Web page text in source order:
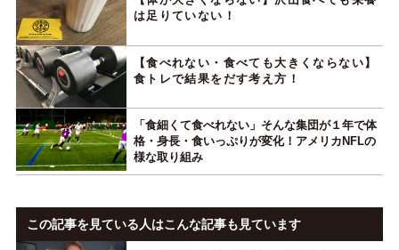
は足りていない！
【食べれない・食べても大きくならない】
食トレで結果をだす考え方！
「食細くて食べれない」そんな集団が１年で体
格・身長・食いっぷりが変化！アメリカNFLの
様な取り組み
この記事を見ている人はこんな記事も見ています